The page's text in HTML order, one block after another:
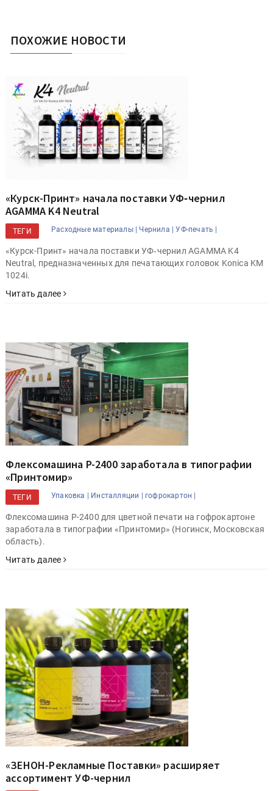
ПОХОЖИЕ НОВОСТИ
«Курск-Принт» начала поставки УФ‑чернил
AGAMMA K4 Neutral
ТЕГИ Расходные материалы | Чернила | УФ-печать |
«Курск-Принт» начала поставки УФ‑чернил AGAMMA K4
Neutral, предназначенных для печатающих головок Konica KM
1024i.
Читать далее
Флексомашина P-2400 заработала в типографии
«Принтомир»
ТЕГИ Упаковка | Инсталляции | гофрокартон |
Флексомашина P-2400 для цветной печати на гофрокартоне
заработала в типографии «Принтомир» (Ногинск, Московская
область).
Читать далее
«ЗЕНОН-Рекламные Поставки» расширяет
ассортимент УФ-чернил